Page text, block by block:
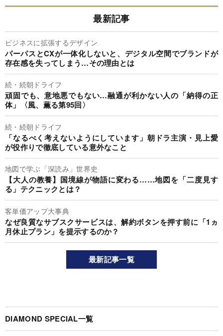
最新記事
ビジネスに拡張するデザイン
パーパスとCXが一体化しないと、デジタル空間でブランドが
存在感を失ってしまう…その理由とは
続・続朝ドライフ
頑固でも、意地悪でもない…融通が利かない人の「納得の正
体」〈風、薫る第95回〉
続・続朝ドライフ
「なるべく考えないようにしています」朝ドラ主演・見上愛
が役作りで徹底している意外なこと
地図で学ぶ「深読み」世界史
【大人の教養】国境線が物語に変わる……地図を「二度見す
る」テクニックとは？
客単価アップ大事典
なぜ良質なサブスクサービスは、解約ボタンを押す前に「1ヵ
月休止プラン」を提示するのか？
最新記事一覧
DIAMOND SPECIAL一覧